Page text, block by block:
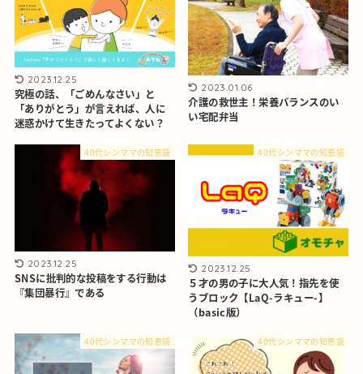
2023.12.25
究極の話、「ごめんなさい」と
「ありがとう」が言えれば、人に
迷惑かけて生きたってよくない？
2023.01.06
介護の救世主！栄養バランスのい
い宅配弁当
40代シンママの知恵袋
2023.12.25
SNSに批判的な投稿をする行動は
『集団暴行』である
40代シンママの知恵袋
2023.12.25
５才の男の子に大人気！指先を使
うブロック【LaQ-ラキュー-】
（basic版）
40代シンママの知恵袋 40代シンママの知恵袋